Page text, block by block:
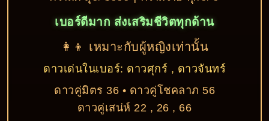
เบอร์ดีมาก ส่งเสริมชีวิตทุกด้าน
👩‍👦 เหมาะกับผู้หญิงเท่านั้น
ดาวเด่นในเบอร์: ดาวศุกร์ , ดาวจันทร์
ดาวคู่มิตร 36 • ดาวคู่โชคลาภ 56
ดาวคู่เสน่ห์ 22 , 26 , 66